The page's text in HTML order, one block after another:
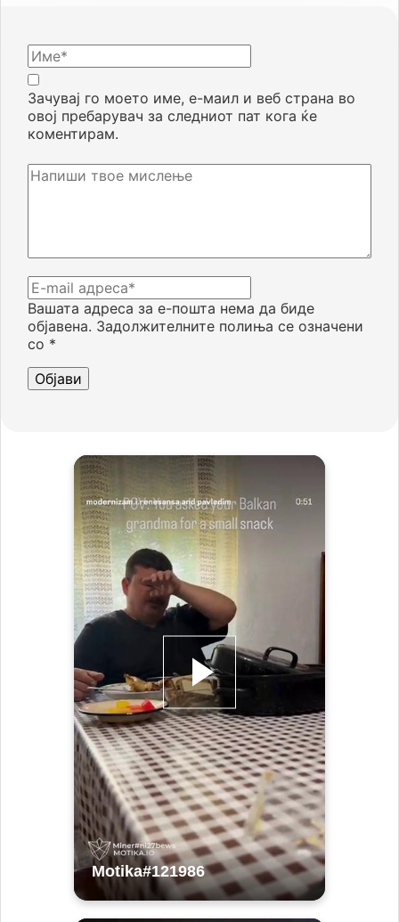
Вашата адреса за е-пошта нема да биде
објавена. Задолжителните полиња се означени
со *
Зачувај го моето име, е-маил и веб страна во
овој пребарувач за следниот пат кога ќе
коментирам.